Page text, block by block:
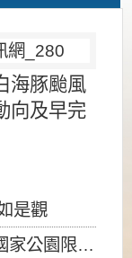
海豚颱風
向及早完
是觀
時間及行為」，自即日生效。